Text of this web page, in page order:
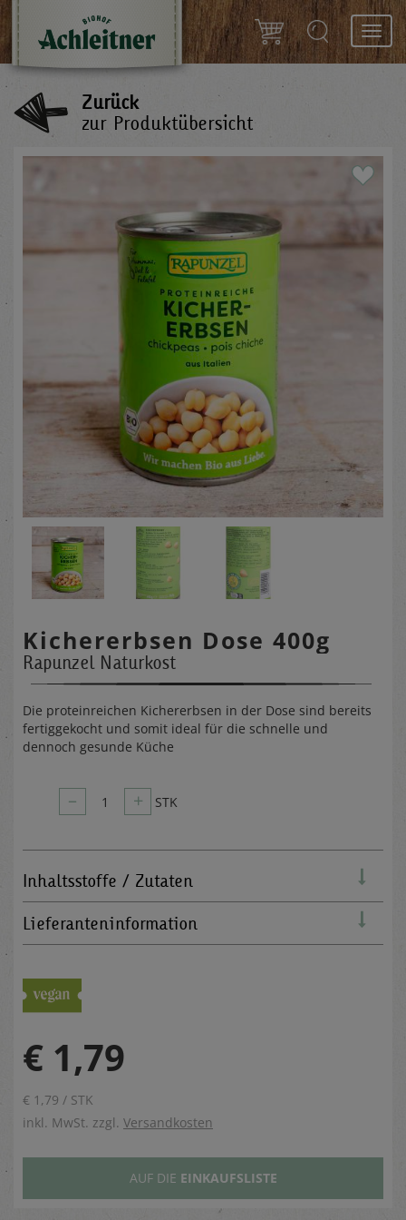
Zurück
zur Produktübersicht
Kichererbsen Dose 400g
Rapunzel Naturkost
Die proteinreichen Kichererbsen in der Dose sind bereits
fertiggekocht und somit ideal für die schnelle und
dennoch gesunde Küche
– 1 + STK
Inhaltsstoffe / Zutaten
Lieferanteninformation
€ 1,79
€ 1,79 / STK
inkl. MwSt. zzgl. Versandkosten
AUF DIE EINKAUFSLISTE